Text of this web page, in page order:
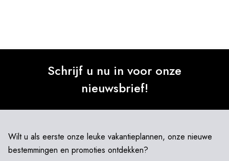
Schrijf u nu in voor onze
nieuwsbrief!
Wilt u als eerste onze leuke vakantieplannen, onze nieuwe
bestemmingen en promoties ontdekken?